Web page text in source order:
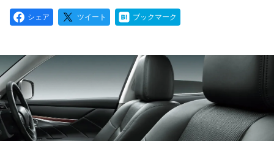
シェア ツイート ブックマーク